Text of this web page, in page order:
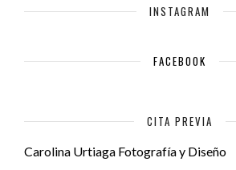
INSTAGRAM
FACEBOOK
CITA PREVIA
Carolina Urtiaga Fotografía y Diseño